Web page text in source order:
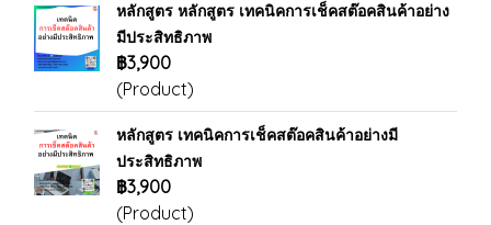
หลักสูตร หลักสูตร เทคนิคการเช็คสต๊อคสินค้าอย่าง
มีประสิทธิภาพ
฿3,900
(Product)
หลักสูตร เทคนิคการเช็คสต๊อคสินค้าอย่างมี
ประสิทธิภาพ
฿3,900
(Product)